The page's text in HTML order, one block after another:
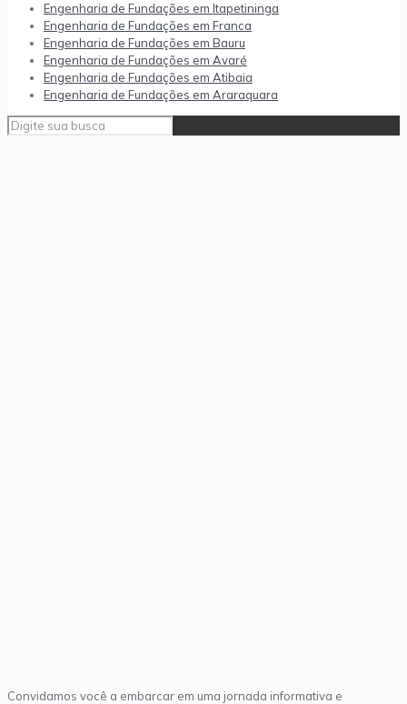
Engenharia de Fundações em Itapetininga
Engenharia de Fundações em Franca
Engenharia de Fundações em Bauru
Engenharia de Fundações em Avaré
Engenharia de Fundações em Atibaia
Engenharia de Fundações em Araraquara
Convidamos você a embarcar em uma jornada informativa e